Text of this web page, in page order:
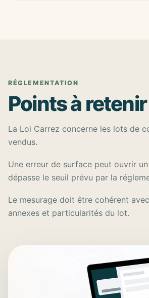
RÉGLEMENTATION
Points à retenir
La Loi Carrez concerne les lots de
vendus.
Une erreur de surface peut ouvrir
dépasse le seuil prévu par la
Le mesurage doit être cohérent
annexes et particularités du lot.